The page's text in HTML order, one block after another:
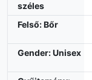
széles
Felső: Bőr
Gender: Unisex